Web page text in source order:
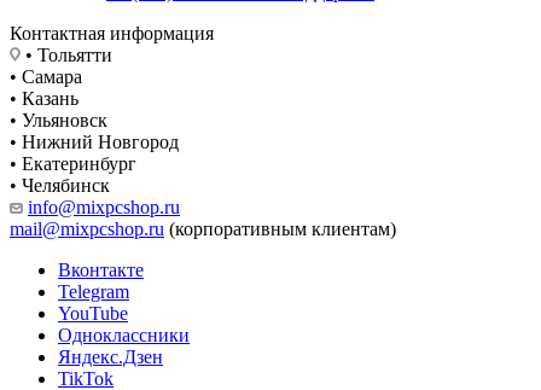
Контактная информация
• Тольятти
• Самара
• Казань
• Ульяновск
• Нижний Новгород
• Екатеринбург
• Челябинск
info@mixpcshop.ru
mail@mixpcshop.ru (корпоративным клиентам)
Вконтакте
Telegram
YouTube
Одноклассники
Яндекс.Дзен
TikTok